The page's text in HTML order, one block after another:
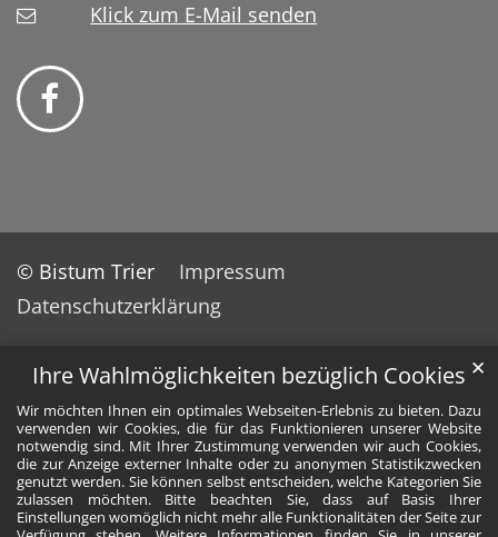
Ihre Wahlmöglichkeiten bezüglich Cookies
Wir möchten Ihnen ein optimales Webseiten-Erlebnis zu bieten. Dazu
verwenden wir Cookies, die für das Funktionieren unserer Website
notwendig sind. Mit Ihrer Zustimmung verwenden wir auch Cookies,
die zur Anzeige externer Inhalte oder zu anonymen Statistikzwecken
genutzt werden. Sie können selbst entscheiden, welche Kategorien Sie
zulassen möchten. Bitte beachten Sie, dass auf Basis Ihrer
Einstellungen womöglich nicht mehr alle Funktionalitäten der Seite zur
✕
Klick zum E-Mail senden
© Bistum Trier
Impressum
Datenschutzerklärung